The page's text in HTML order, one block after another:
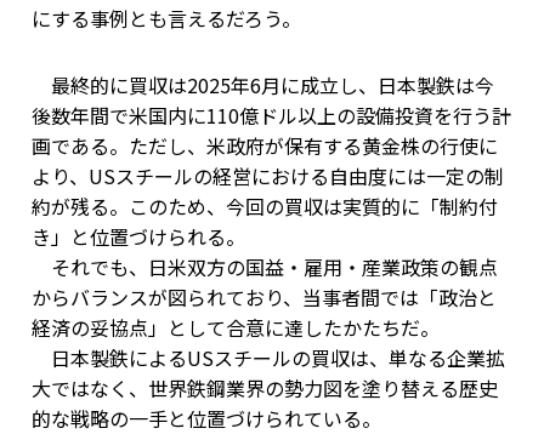
にする事例とも言えるだろう。
最終的に買収は2025年6月に成立し、日本製鉄は今
後数年間で米国内に110億ドル以上の設備投資を行う計
画である。ただし、米政府が保有する黄金株の行使に
より、USスチールの経営における自由度には一定の制
約が残る。このため、今回の買収は実質的に「制約付
き」と位置づけられる。
それでも、日米双方の国益・雇用・産業政策の観点
からバランスが図られており、当事者間では「政治と
経済の妥協点」として合意に達したかたちだ。
日本製鉄によるUSスチールの買収は、単なる企業拡
大ではなく、世界鉄鋼業界の勢力図を塗り替える歴史
的な戦略の一手と位置づけられている。